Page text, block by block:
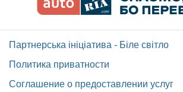
Партнерська ініціатива - Біле світло
Политика приватности
Соглашение о предоставлении услуг